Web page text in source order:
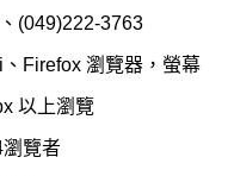
局
制
科
(049)222-3763
Firefox 瀏覽器，螢幕
以上瀏覽
覽者